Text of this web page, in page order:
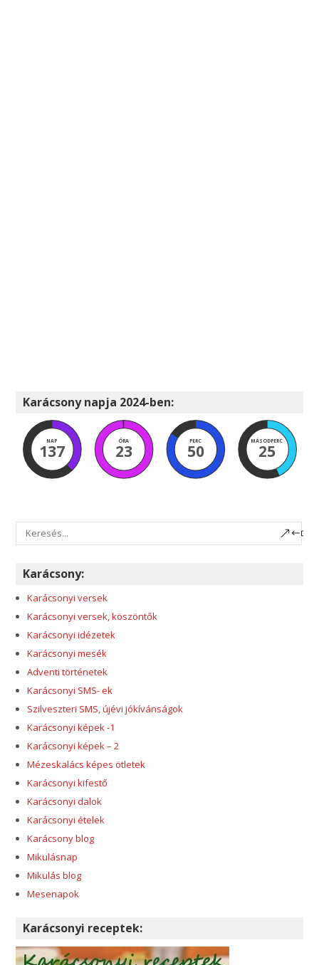
Karácsony napja 2024-ben:
NAP
137
ÓRA
23
PERC
50
MÁSODPERC
24
Karácsony:
Karácsonyi versek
Karácsonyi versek, köszöntők
Karácsonyi idézetek
Karácsonyi mesék
Adventi történetek
Karácsonyi SMS- ek
Szilveszteri SMS, újévi jókívánságok
Karácsonyi képek -1
Karácsonyi képek – 2
Mézeskalács képes ötletek
Karácsonyi kifestő
Karácsonyi dalok
Karácsonyi ételek
Karácsony blog
Mikulásnap
Mikulás blog
Mesenapok
Karácsonyi receptek: